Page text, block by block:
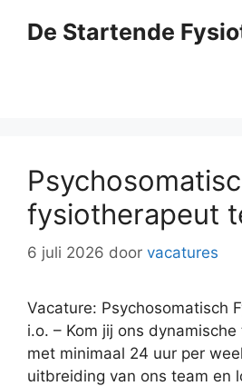
De Startende
fysiotherapeut
6 juli 2026 door vacatures
Vacature: Psychosomatisch
i.o. – Kom jij ons
met minimaal 24 uur per
uitbreiding van ons team en